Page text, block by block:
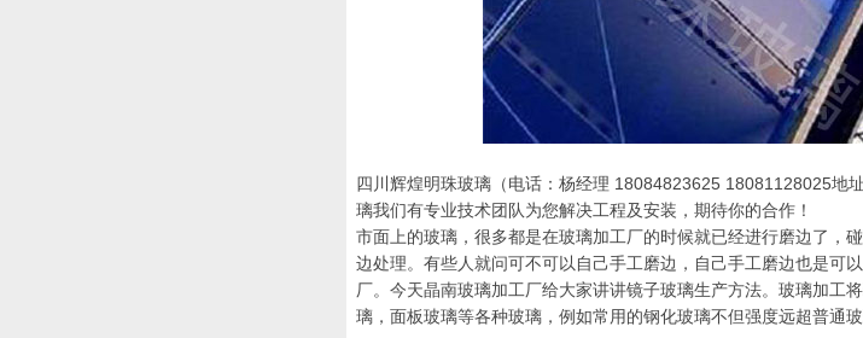
四川辉煌明珠玻璃（电话：杨经理 18084823625 18081128025地
璃我们有专业技术团队为您解决工程及安装，期待你的合作！
市面上的玻璃，很多都是在玻璃加工厂的时候就已经进行磨边了，
边处理。有些人就问可不可以自己手工磨边，自己手工磨边也是可
厂。今天晶南玻璃加工厂给大家讲讲镜子玻璃生产方法。玻璃加工
璃，面板玻璃等各种玻璃，例如常用的钢化玻璃不但强度远超普通